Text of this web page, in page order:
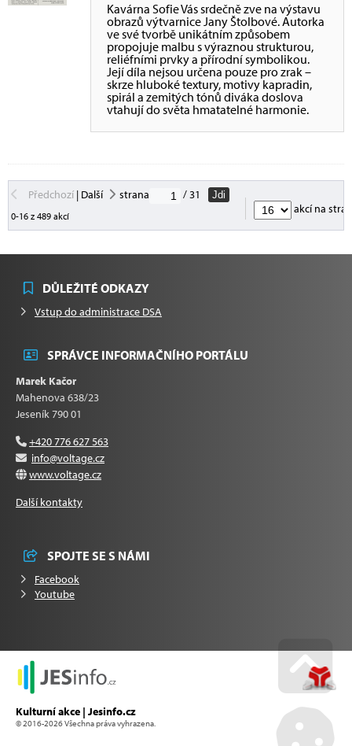
Kavárna Sofie Vás srdečně zve na výstavu
obrazů výtvarnice Jany Štolbové. Autorka
ve své tvorbě unikátním způsobem
propojuje malbu s výraznou strukturou,
reliéfními prvky a přírodní symbolikou.
Její díla nejsou určena pouze pro zrak –
skrze hluboké textury, motivy kapradin,
spirál a zemitých tónů diváka doslova
vtahují do světa hmatatelné harmonie.
Předchozí| Další strana / 31
Jdi
0-16 z 489 akcí
akcí na
DŮLEŽITÉ ODKAZY
Vstup do administrace DSA
SPRÁVCE INFORMAČNÍHO PORTÁLU
Marek Kačor
Mahenova 638/23
Jeseník 790 01
+420 776 627 563
info@voltage.cz
www.voltage.cz
Další kontakty
SPOJTE SE S NÁMI
Facebook
Youtube
Kulturní akce | Jesinfo.cz
© 2016-2026 Všechna práva vyhrazena. Go